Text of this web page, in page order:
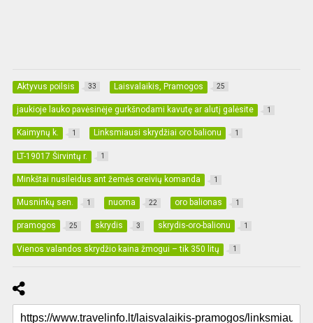
Aktyvus poilsis 33 Laisvalaikis, Pramogos 25
jaukioje lauko pavėsinėje gurkšnodami kavutę ar alutį galėsite 1
Kaimynų k. 1 Linksmiausi skrydžiai oro balionu 1
LT-19017 Širvintų r. 1
Minkštai nusileidus ant žemės oreivių komanda 1
Musninkų sen. 1 nuoma 22 oro balionas 1
pramogos 25 skrydis 3 skrydis-oro-balionu 1
Vienos valandos skrydžio kaina žmogui – tik 350 litų 1